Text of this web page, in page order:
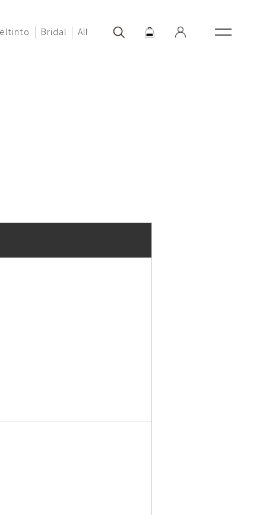
Bridal All